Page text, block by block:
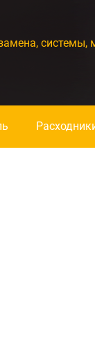
системы,